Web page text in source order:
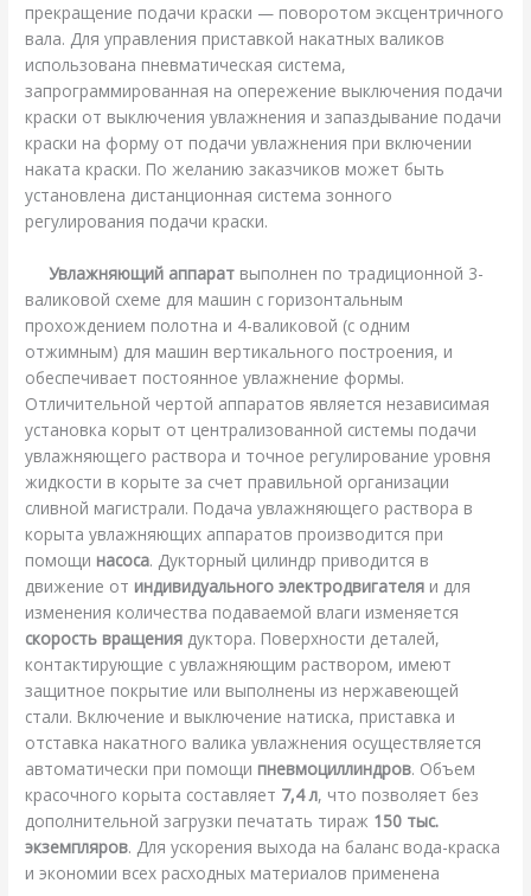
прекращение подачи краски — поворотом эксцентричного
вала. Для управления приставкой накатных валиков
использована пневматическая система,
запрограммированная на опережение выключения подачи
краски от выключения увлажнения и запаздывание подачи
краски на форму от подачи увлажнения при включении
наката краски. По желанию заказчиков может быть
установлена дистанционная система зонного
регулирования подачи краски.
Увлажняющий аппарат выполнен по традиционной 3-
валиковой схеме для машин с горизонтальным
прохождением полотна и 4-валиковой (с одним
отжимным) для машин вертикального построения, и
обеспечивает постоянное увлажнение формы.
Отличительной чертой аппаратов является независимая
установка корыт от централизованной системы подачи
увлажняющего раствора и точное регулирование уровня
жидкости в корыте за счет правильной организации
сливной магистрали. Подача увлажняющего раствора в
корыта увлажняющих аппаратов производится при
помощи насоса. Дукторный цилиндр приводится в
движение от индивидуального электродвигателя и для
изменения количества подаваемой влаги изменяется
скорость вращения дуктора. Поверхности деталей,
контактирующие с увлажняющим раствором, имеют
защитное покрытие или выполнены из нержавеющей
стали. Включение и выключение натиска, приставка и
отставка накатного валика увлажнения осуществляется
автоматически при помощи пневмоциллиндров. Объем
красочного корыта составляет 7,4 л, что позволяет без
дополнительной загрузки печатать тираж 150 тыс.
экземпляров. Для ускорения выхода на баланс вода-краска
и экономии всех расходных материалов применена